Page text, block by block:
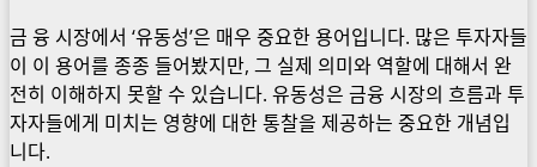
금 융 시장에서 ‘유동성’은 매우 중요한 용어입니다. 많은 투자자들
이 이 용어를 종종 들어봤지만, 그 실제 의미와 역할에 대해서 완
전히 이해하지 못할 수 있습니다. 유동성은 금융 시장의 흐름과 투
자자들에게 미치는 영향에 대한 통찰을 제공하는 중요한 개념입
니다.